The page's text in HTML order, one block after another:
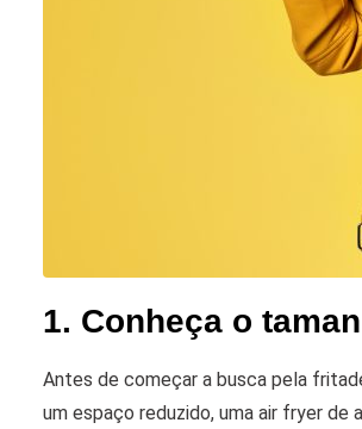
1. Conheça o
Antes de começar a busca pela
um espaço reduzido, uma air fryer